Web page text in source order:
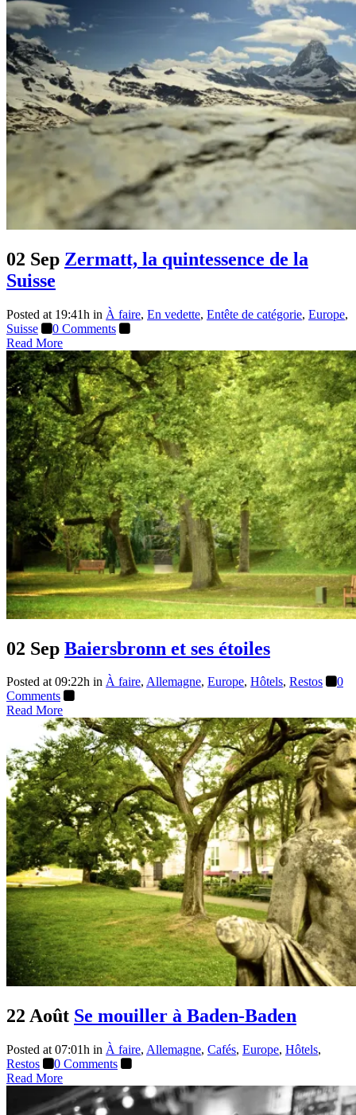
Blogue
02 Sep Zermatt, la quintessence de la
Suisse
Posted at 19:41h in À faire, En vedette, Entête de catégorie, Europe,
Suisse
0 Comments
Read More
02 Sep Baiersbronn et ses étoiles
Posted at 09:22h in À faire, Allemagne, Europe, Hôtels, Restos
0
Comments
Read More
22 Août Se mouiller à Baden-Baden
Posted at 07:01h in À faire, Allemagne, Cafés, Europe, Hôtels,
Restos
0 Comments
Read More